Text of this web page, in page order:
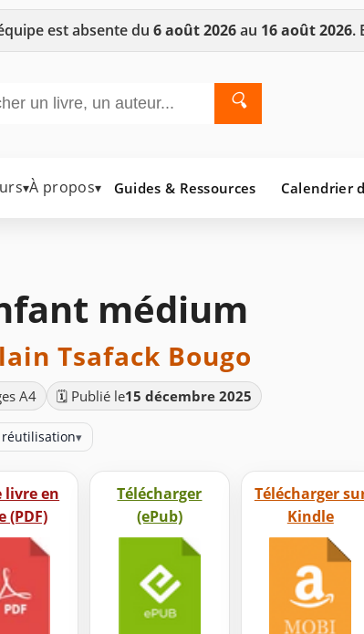
est absente du 6 août 2026au 16 août 2026.
🔍
▾À propos▾ Guides & Ressources Calendrier
médium
Tsafack Bougo
A4 🗓️ Publié le15 décembre 2025
réutilisation▾
livre en
(PDF)
Télécharger
(ePub)
Télécharger
Kindle